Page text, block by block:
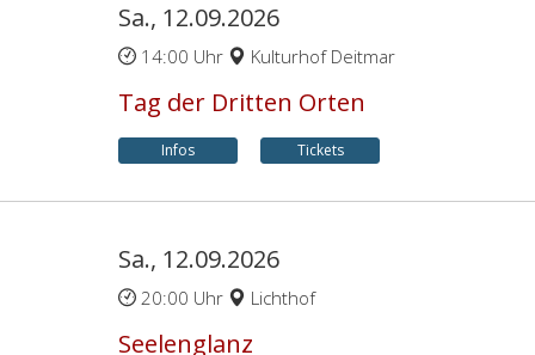
Sa., 12.09.2026
14:00 Uhr Kulturhof Deitmar
Tag der Dritten Orten
Infos Tickets
Sa., 12.09.2026
20:00 Uhr Lichthof
Seelenglanz